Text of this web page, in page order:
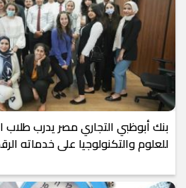
بنك أبوظبي التجاري مصر يدرب طلاب
للعلوم والتكنولوجيا على خدماته